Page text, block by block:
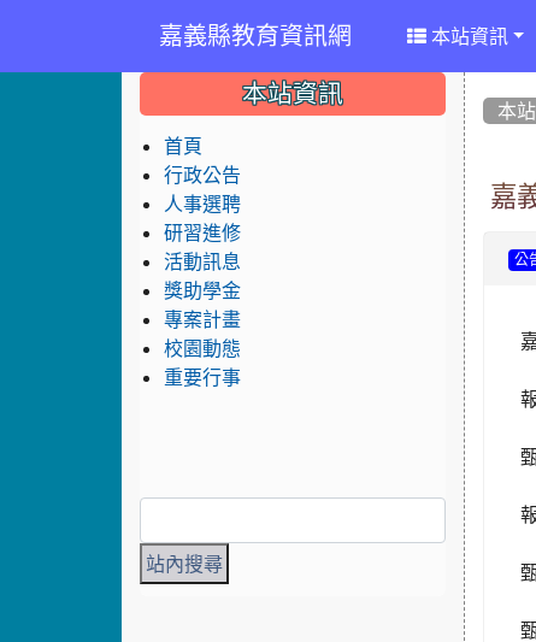
嘉義縣教育資訊網 本站資訊
本
嘉
公
::: 本站資訊
首頁
行政公告
人事選聘
研習進修
活動訊息
獎助學金
專案計畫
校園動態
重要行事